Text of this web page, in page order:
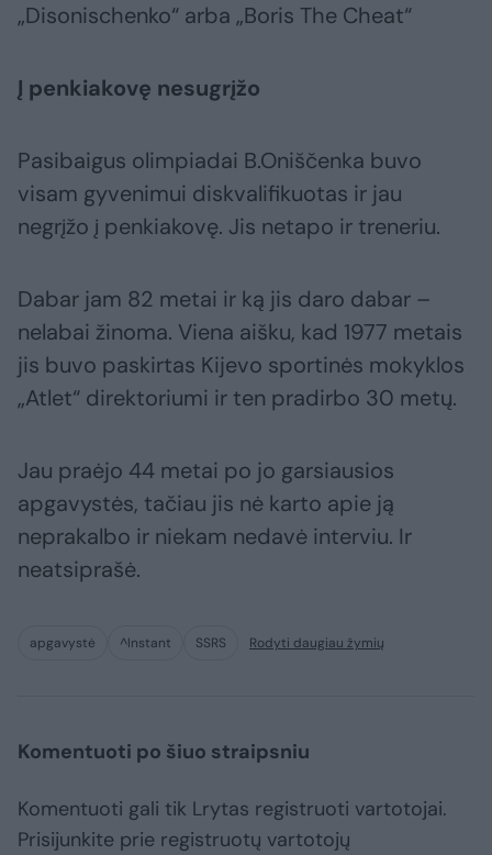
„Disonischenko“ arba „Boris The Cheat“
Į penkiakovę nesugrįžo
Pasibaigus olimpiadai B.Oniščenka buvo
visam gyvenimui diskvalifikuotas ir jau
negrįžo į penkiakovę. Jis netapo ir treneriu.
Dabar jam 82 metai ir ką jis daro dabar –
nelabai žinoma. Viena aišku, kad 1977 metais
jis buvo paskirtas Kijevo sportinės mokyklos
„Atlet“ direktoriumi ir ten pradirbo 30 metų.
Jau praėjo 44 metai po jo garsiausios
apgavystės, tačiau jis nė karto apie ją
neprakalbo ir niekam nedavė interviu. Ir
neatsiprašė.
apgavystė ^Instant SSRS Rodyti daugiau žymių
Komentuoti po šiuo straipsniu
Komentuoti gali tik Lrytas registruoti vartotojai.
Prisijunkite prie registruotų vartotojų